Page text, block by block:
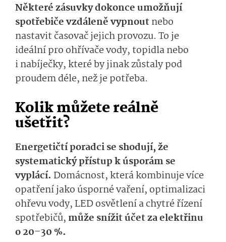
Některé zásuvky dokonce umožňují
spotřebiče vzdáleně vypnoutnebo
nastavit časovač jejich provozu. To je
ideální pro ohřívače vody, topidla nebo
i nabíječky, které by jinak zůstaly pod
proudem déle, než je potřeba.
Kolik můžete reálně
ušetřit?
Energetičtí poradci se shodují, že
systematický přístup k úsporám se
vyplácí. Domácnost, která kombinuje více
opatření jako úsporné vaření, optimalizaci
ohřevu vody, LED osvětlení a chytré řízení
spotřebičů, může snížit účet za elektřinu
o 20–30 %.